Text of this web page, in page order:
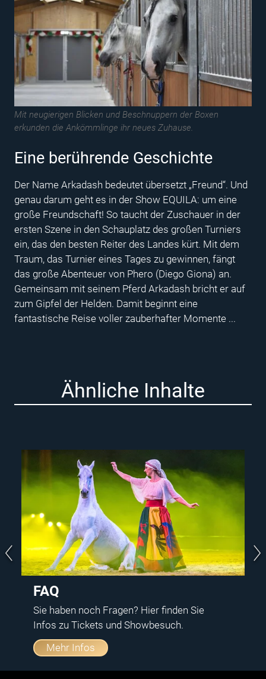
Mit neugierigen Blicken und Beschnuppern der Boxen
erkunden die Ankömmlinge ihr neues Zuhause.
Eine berührende Geschichte
Der Name Arkadash bedeutet übersetzt „Freund“. Und
genau darum geht es in der Show EQUILA: um eine
große Freundschaft! So taucht der Zuschauer in der
ersten Szene in den Schauplatz des großen Turniers
ein, das den besten Reiter des Landes kürt. Mit dem
Traum, das Turnier eines Tages zu gewinnen, fängt
das große Abenteuer von Phero (Diego Giona) an.
Gemeinsam mit seinem Pferd Arkadash bricht er auf
zum Gipfel der Helden. Damit beginnt eine
fantastische Reise voller zauberhafter Momente ...
Ähnliche Inhalte
FAQ
Sie haben noch Fragen? Hier finden Sie
Infos zu Tickets und Showbesuch.
Mehr Infos